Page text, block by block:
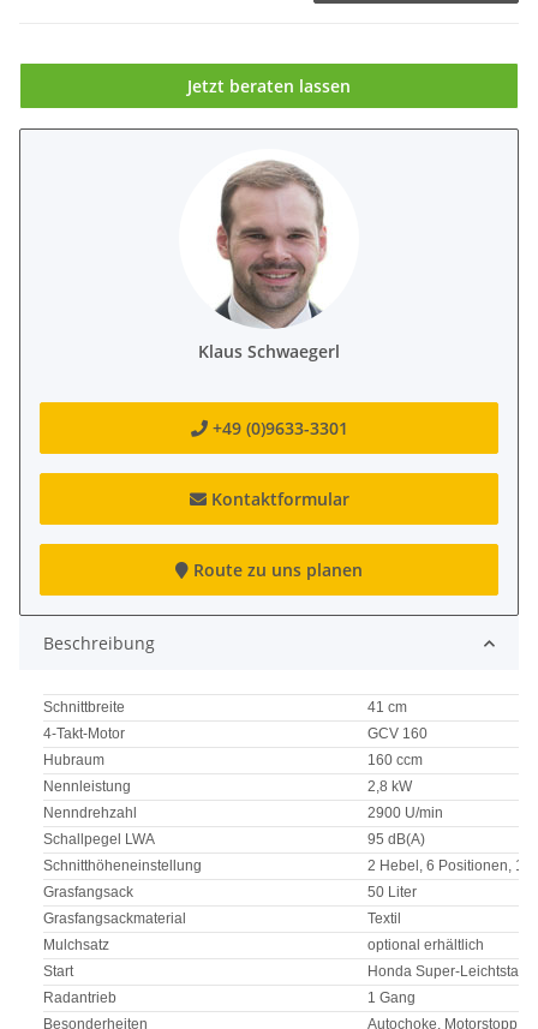
Jetzt beraten lassen
Klaus Schwaegerl
+49 (0)9633-3301
Kontaktformular
Route zu uns planen
Beschreibung
Schnittbreite
41 cm
4-Takt-Motor
GCV 160
Hubraum
160 ccm
Nennleistung
2,8 kW
Nenndrehzahl
2900 U/min
Schallpegel LWA
95 dB(A)
Schnitthöheneinstellung
2 Hebel, 6 Positionen,
Grasfangsack
50 Liter
Grasfangsackmaterial
Textil
Mulchsatz
optional erhältlich
Start
Honda Super-Leichtstart
Radantrieb
1 Gang
Besonderheiten
Autochoke, Motorstopp